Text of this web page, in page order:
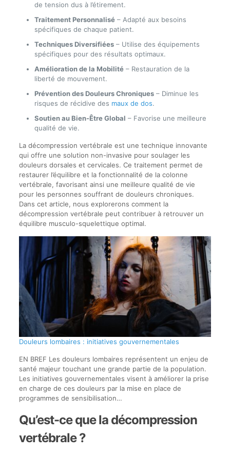
de tension dus à l’étirement.
Traitement Personnalisé– Adapté aux besoins
spécifiques de chaque patient.
Techniques Diversifiées– Utilise des équipements
spécifiques pour des résultats optimaux.
Amélioration de la Mobilité– Restauration de la
liberté de mouvement.
Prévention des Douleurs Chroniques– Diminue les
risques de récidive des maux de dos.
Soutien au Bien-Être Global – Favorise une meilleure
qualité de vie.
La décompression vertébrale est une technique innovante
qui offre une solution non-invasive pour soulager les
douleurs dorsales et cervicales. Ce traitement permet de
restaurer l’équilibre et la fonctionnalité de la colonne
vertébrale, favorisant ainsi une meilleure qualité de vie
pour les personnes souffrant de douleurs chroniques.
Dans cet article, nous explorerons comment la
décompression vertébrale peut contribuer à retrouver un
équilibre musculo-squelettique optimal.
Douleurs lombaires : initiatives gouvernementales
EN BREF Les douleurs lombaires représentent un enjeu de
santé majeur touchant une grande partie de la population.
Les initiatives gouvernementales visent à améliorer la prise
en charge de ces douleurs par la mise en place de
programmes de sensibilisation…
Qu’est-ce que la décompression
vertébrale ?